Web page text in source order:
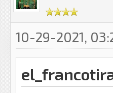
10-29-2021,